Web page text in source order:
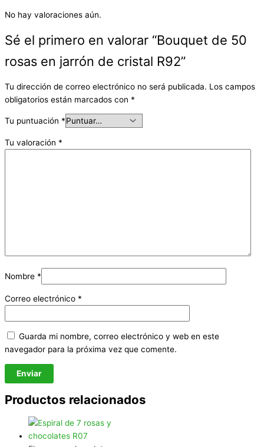
No hay valoraciones aún.
Sé el primero en valorar “Bouquet de 50
rosas en jarrón de cristal R92”
Tu dirección de correo electrónico no será publicada. Los campos
obligatorios están marcados con *
Tu puntuación *
Tu valoración *
Nombre *
Correo electrónico *
Guarda mi nombre, correo electrónico y web en este
navegador para la próxima vez que comente.
Productos relacionados